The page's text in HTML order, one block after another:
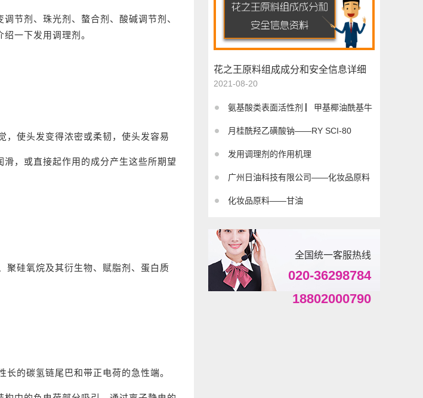
节剂、珠光剂、螯合剂、酸碱调节剂、
一下发用调理剂。
，使头发变得浓密或柔韧，使头发容易
，或直接起作用的成分产生这些所期望
硅氧烷及其衍生物、赋脂剂、蛋白质
的碳氢链尾巴和带正电荷的急性端。
花之王原料组成成分和安全信息详细
资料
2021-08-20
氨基酸类表面活性剂 ▏甲基椰油酰基牛
磺酸钠
月桂酰羟乙磺酸钠——RY SCI-80
发用调理剂的作用机理
广州日油科技有限公司——化妆品原料
厂家
化妆品原料——甘油
全国统一客服热线
020-36298784
18802000790